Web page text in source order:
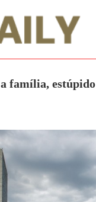
família, estúpido